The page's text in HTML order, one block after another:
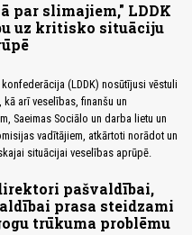
par slimajiem," LDDK
uz kritisko situāciju
(LDDK) nosūtījusi vēstuli
arī veselības, finanšu un
Saeimas Sociālo un darba lietu un
vadītājiem, atkārtoti norādot un
situācijai veselības aprūpē.
pašvaldībai,
prasa steidzami
trūkuma problēmu